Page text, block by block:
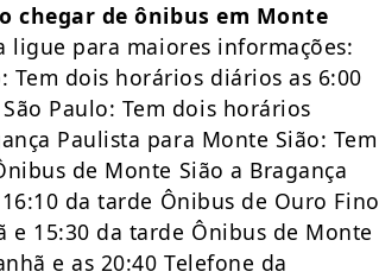
chegar de ônibus em Monte
ligue para maiores informações:
Tem dois horários diários as 6:00
Paulo: Tem dois horários
Paulista para Monte Sião: Tem
de Monte Sião a Bragança
da tarde Ônibus de Ouro Fino
15:30 da tarde Ônibus de Monte
e as 20:40 Telefone da